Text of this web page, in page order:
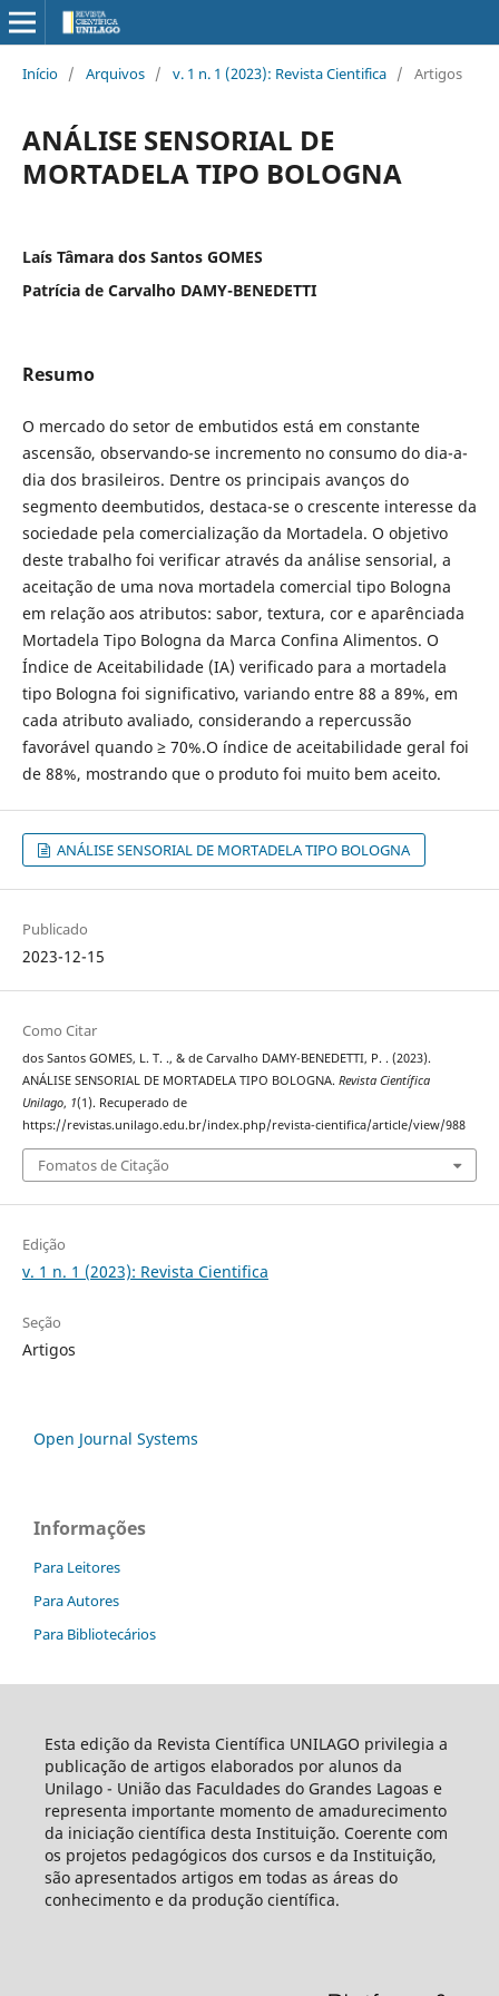
Início / Arquivos / v. 1 n. 1 (2023): Revista Cientifica / Artigos
ANÁLISE SENSORIAL DE
MORTADELA TIPO BOLOGNA
Laís Tâmara dos Santos GOMES
Patrícia de Carvalho DAMY-BENEDETTI
Resumo
O mercado do setor de embutidos está em constante
ascensão, observando-se incremento no consumo do dia-a-
dia dos brasileiros. Dentre os principais avanços do
segmento deembutidos, destaca-se o crescente interesse da
sociedade pela comercialização da Mortadela. O objetivo
deste trabalho foi verificar através da análise sensorial, a
aceitação de uma nova mortadela comercial tipo Bologna
em relação aos atributos: sabor, textura, cor e aparênciada
Mortadela Tipo Bologna da Marca Confina Alimentos. O
Índice de Aceitabilidade (IA) verificado para a mortadela
tipo Bologna foi significativo, variando entre 88 a 89%, em
cada atributo avaliado, considerando a repercussão
favorável quando ≥ 70%.O índice de aceitabilidade geral foi
de 88%, mostrando que o produto foi muito bem aceito.
ANÁLISE SENSORIAL DE MORTADELA TIPO BOLOGNA
Publicado
2023-12-15
Como Citar
dos Santos GOMES, L. T. ., & de Carvalho DAMY-BENEDETTI, P. . (2023).
ANÁLISE SENSORIAL DE MORTADELA TIPO BOLOGNA. Revista Científica
Unilago, 1(1). Recuperado de
https://revistas.unilago.edu.br/index.php/revista-cientifica/article/view/988
Fomatos de Citação
Edição
v. 1 n. 1 (2023): Revista Cientifica
Seção
Artigos
Open Journal Systems
Informações
Para Leitores
Para Autores
Para Bibliotecários
Esta edição da Revista Científica UNILAGO privilegia a
publicação de artigos elaborados por alunos da
Unilago - União das Faculdades do Grandes Lagoas e
representa importante momento de amadurecimento
da iniciação científica desta Instituição. Coerente com
os projetos pedagógicos dos cursos e da Instituição,
são apresentados artigos em todas as áreas do
conhecimento e da produção científica.